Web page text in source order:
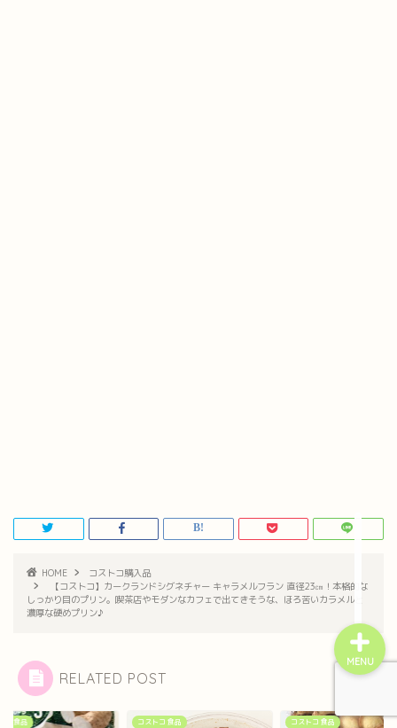
HOME
コストコ購入品
【コストコ】カークランドシグネチャー キャラメルフラン 直径23㎝！本格的な
しっかり目のプリン。喫茶店やモダンなカフェで出てきそうな、ほろ苦いカラメルと
濃厚な硬めプリン♪
RELATED POST
コ 食品 コストコ 食品 コストコ 食品
MENU
お問い合わせ